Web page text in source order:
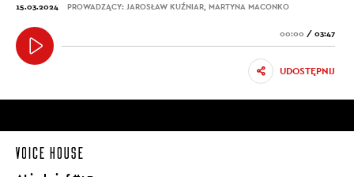
15.03.2024 PROWADZĄCY: JAROSŁAW KUŹNIAR, MARTYNA MACONKO
00:00 / 03:47
UDOSTĘPNIJ